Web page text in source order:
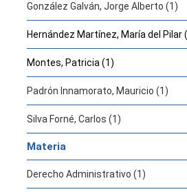
González Galván, Jorge Alberto (1)
Hernández Martínez, María del Pilar
Montes, Patricia (1)
Padrón Innamorato, Mauricio (1)
Silva Forné, Carlos (1)
Materia
Derecho Administrativo (1)